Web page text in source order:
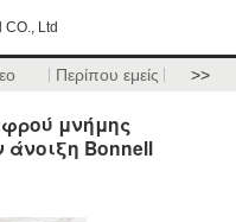
Ltd
Περίπου εμείς >>
μνήμης
Bonnell